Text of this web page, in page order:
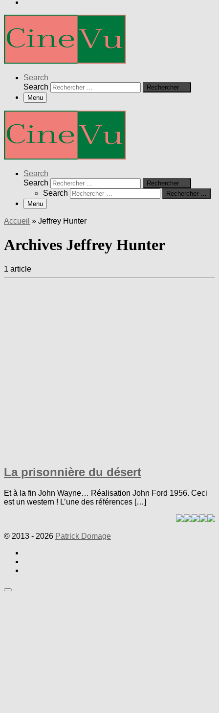
Search
Search
Rechercher …
Menu
Search
Search
Rechercher …
Search
Rechercher …
Menu
Accueil » Jeffrey Hunter
Archives Jeffrey Hunter
1 article
La prisonnière du désert
Et à la fin John Wayne… Réalisation John Ford 1956. Ceci
est un western ! L’une des références […]
© 2013 - 2026 Patrick Domage